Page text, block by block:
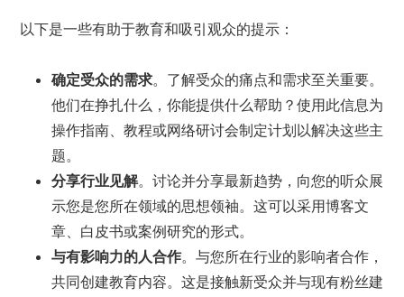
以下是一些有助于教育和吸引观众的提示：
确定受众的需求。了解受众的痛点和需求至关重要。
他们在挣扎什么，你能提供什么帮助？使用此信息为
操作指南、教程或网络研讨会制定计划以解决这些主
题。
分享行业见解。讨论并分享最新趋势，向您的听众展
示您是您所在领域的思想领袖。这可以采用博客文
章、白皮书或案例研究的形式。
与有影响力的人合作。与您所在行业的影响者合作，
共同创建教育内容。这是接触新受众并与现有粉丝建